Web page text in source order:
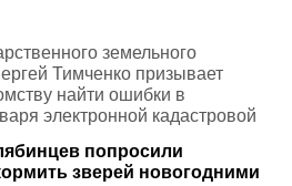
земельного
Тимченко призывает
найти ошибки в
электронной кадастровой
попросили
зверей новогодними